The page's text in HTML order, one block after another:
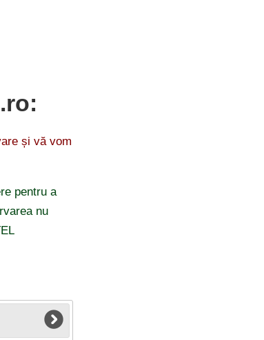
și vă vom
pentru a
nu